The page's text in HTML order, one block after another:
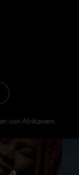
von Afrikanern.